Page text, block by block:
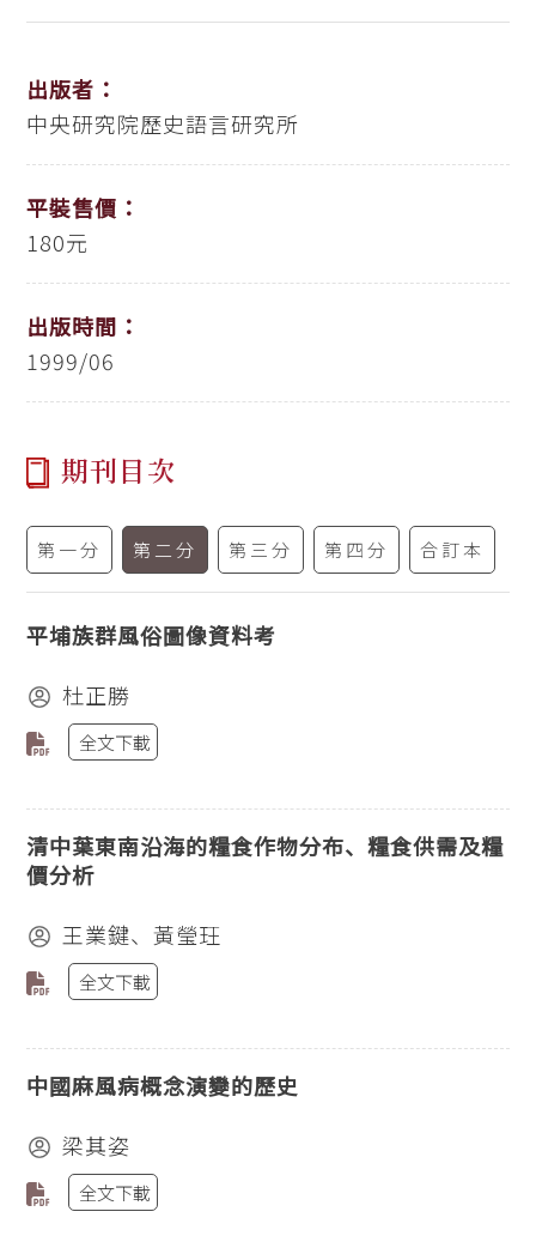
出版者：
中央研究院歷史語言研究所
平裝售價：
180元
出版時間：
1999/06
期刊目次
第一分 第二分 第三分 第四分 合訂本
平埔族群風俗圖像資料考
杜正勝
全文下載
清中葉東南沿海的糧食作物分布、糧食供需及糧
價分析
王業鍵、黃瑩玨
全文下載
中國麻風病概念演變的歷史
梁其姿
全文下載